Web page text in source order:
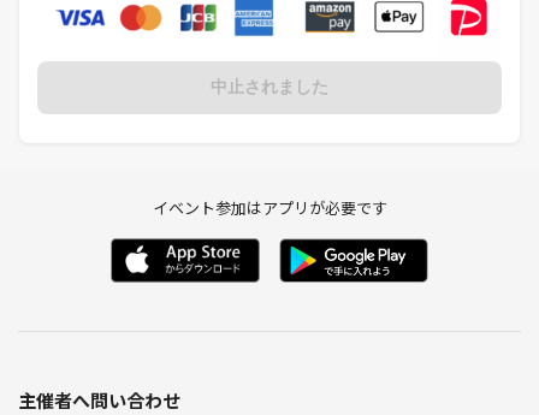
中止されました
イベント参加はアプリが必要です
主催者へ問い合わせ